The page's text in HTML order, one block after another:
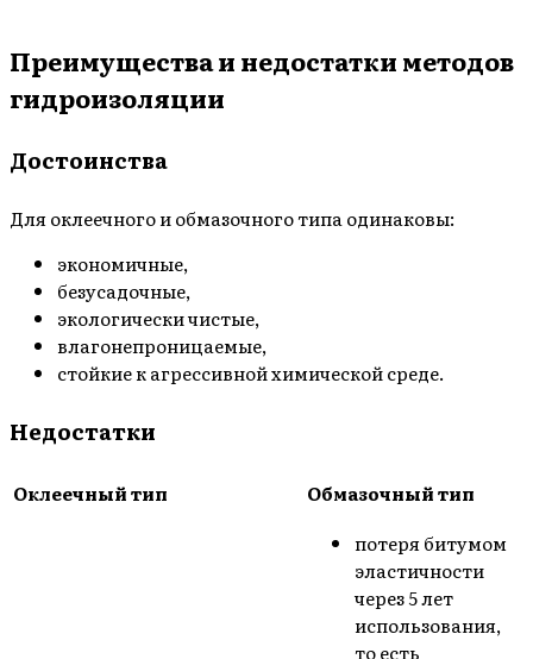
Преимущества и недостатки методов
гидроизоляции
Достоинства
Для оклеечного и обмазочного типа одинаковы:
экономичные,
безусадочные,
экологически чистые,
влагонепроницаемые,
стойкие к агрессивной химической среде.
Недостатки
Оклеечный тип Обмазочный тип
потеря битумом
эластичности
через 5 лет
использования,
то есть